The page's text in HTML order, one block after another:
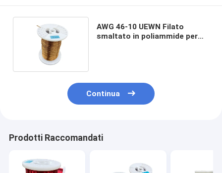
AWG 46-10 UEWN Filato
smaltato in poliammide per
Continua
Prodotti Raccomandati